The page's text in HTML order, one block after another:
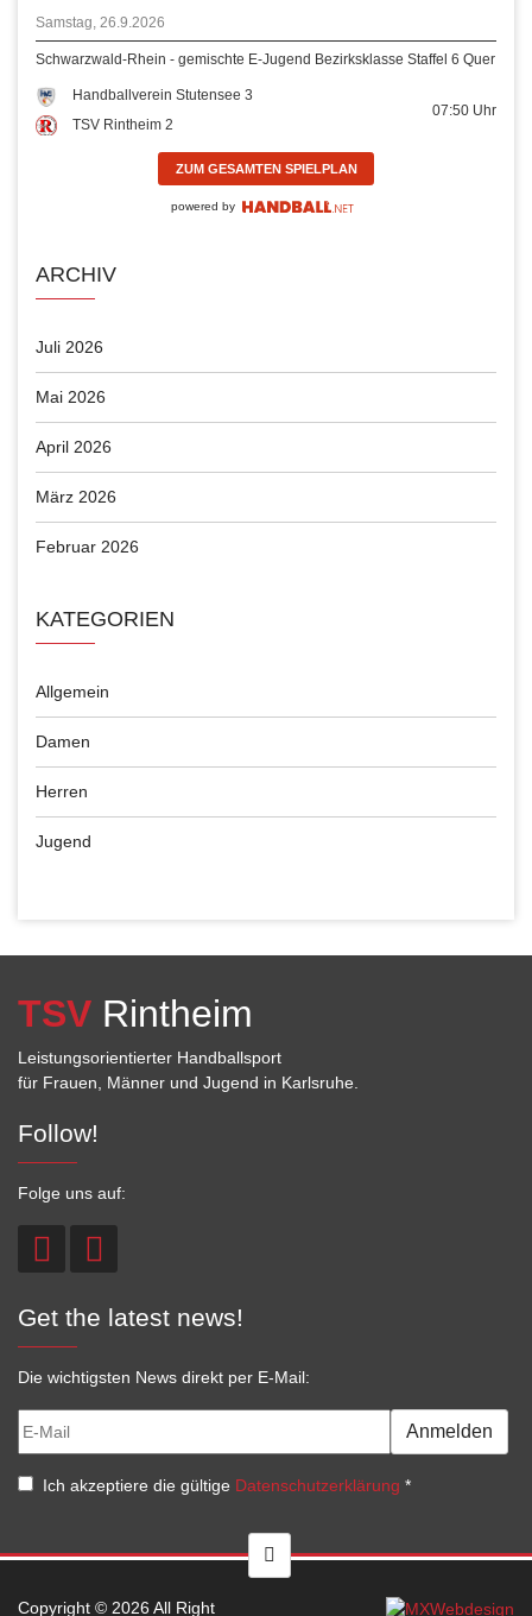
Samstag, 26.9.2026
Schwarzwald-Rhein - gemischte E-Jugend Bezirksklasse Staffel 6 Quer
Handballverein Stutensee 3
TSV Rintheim 2
07:50 Uhr
ZUM GESAMTEN SPIELPLAN
powered by
ARCHIV
Juli 2026
Mai 2026
April 2026
März 2026
Februar 2026
KATEGORIEN
Allgemein
Damen
Herren
Jugend
TSV Rintheim
Leistungsorientierter Handballsport
für Frauen, Männer und Jugend in Karlsruhe.
Follow!
Folge uns auf:
Get the latest news!
Die wichtigsten News direkt per E-Mail:
Anmelden
Ich akzeptiere die gültige Datenschutzerklärung *
Copyright © 2026 All Right